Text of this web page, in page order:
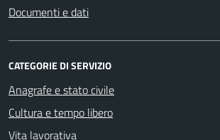
Documenti e dati
CATEGORIE DI SERVIZIO
Anagrafe e stato civile
Cultura e tempo libero
Vita lavorativa